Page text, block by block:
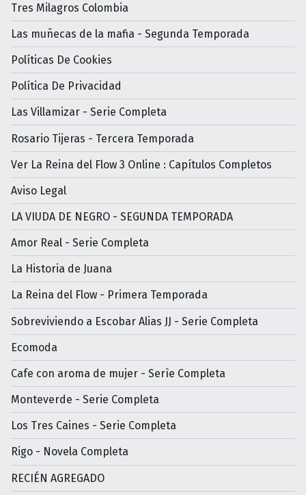
Tres Milagros Colombia
Las muñecas de la mafia - Segunda Temporada
Políticas De Cookies
Política De Privacidad
Las Villamizar - Serie Completa
Rosario Tijeras - Tercera Temporada
Ver La Reina del Flow 3 Online : Capítulos Completos
Aviso Legal
LA VIUDA DE NEGRO - SEGUNDA TEMPORADA
Amor Real - Serie Completa
La Historia de Juana
La Reina del Flow - Primera Temporada
Sobreviviendo a Escobar Alias JJ - Serie Completa
Ecomoda
Cafe con aroma de mujer - Serìe Completa
Monteverde - Serie Completa
Los Tres Caines - Serie Completa
Rigo - Novela Completa
RECIÉN AGREGADO